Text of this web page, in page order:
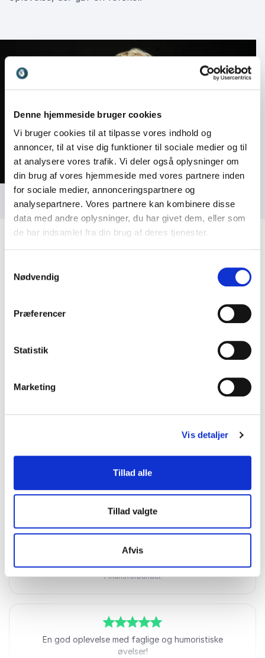
Denne hjemmeside bruger cookies
Vi bruger cookies til at tilpasse vores indhold og
annoncer, til at vise dig funktioner til sociale medier og til
at analysere vores trafik. Vi deler også oplysninger om
din brug af vores hjemmeside med vores partnere inden
for sociale medier, annonceringspartnere og
analysepartnere. Vores partnere kan kombinere disse
data med andre oplysninger, du har givet dem, eller som
de har indsamlet fra din brug af deres tjenester.
Nødvendig
Præferencer
Statistik
Marketing
Vis detaljer
Tillad alle
Tillad valgte
Afvis
Foto: Tom McKenzie
Kundeanmeldelser
5ud afEn stor tak til Mia for et yderst vellykket og
professionelt foredrag. Hun var nærværende fra
formåede at inkludere alle i rummet på en naturlig og
med glæde benytte Mia igen.
Mikkel
Mia Hesselberg-Thomsen
5ud af5
Foredraget var interessant, inspirerende og
Niels Jensen
Finansforbundet
ud af5
En god oplevelse med faglige og humoristiske
øvelser!